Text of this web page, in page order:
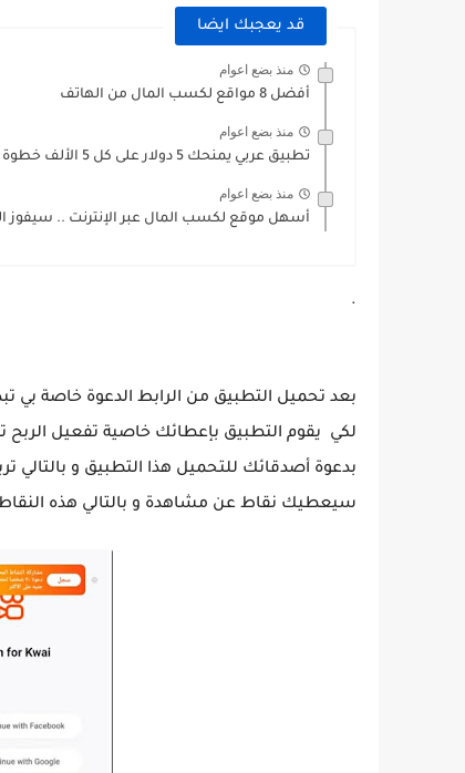
قد يعجبك ايضا
منذ بضع اعوام
أفضل 8 مواقع لكسب المال من الهاتف
منذ بضع اعوام
تطبيق عربي يمنحك 5 دولار على كل 5 الألف خطوة
منذ بضع اعوام
أسهل موقع لكسب المال عبر الإنترنت .. سيفوز
.
بعد تحميل التطبيق من الرابط الدعوة خاصة بي
لكي يقوم التطبيق بإعطائك خاصية تفعيل الربح
بدعوة أصدقائك للتحميل هذا التطبيق و
سيعطيك نقاط عن مشاهدة و بالتالي هذه